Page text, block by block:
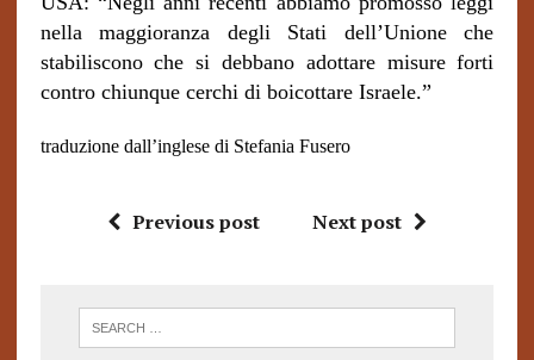
nella maggioranza degli Stati dell’Unione che
stabiliscono che si debbano adottare misure forti
contro chiunque cerchi di boicottare Israele.”
traduzione dall’inglese di Stefania Fusero
Previous post Next post